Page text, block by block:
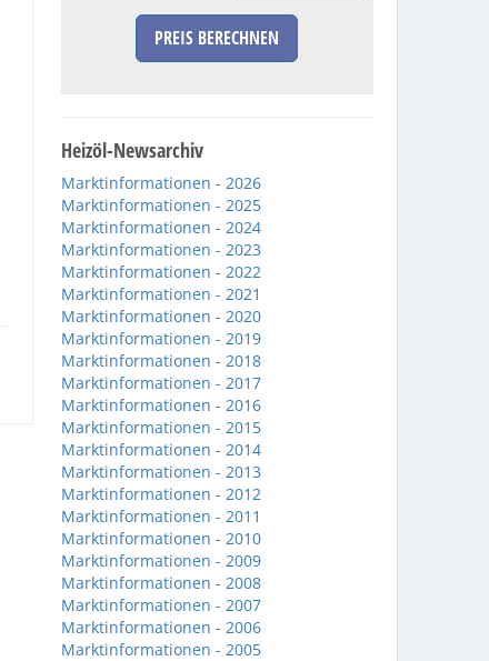
PREIS BERECHNEN
Heizöl-Newsarchiv
Marktinformationen - 2026
Marktinformationen - 2025
Marktinformationen - 2024
Marktinformationen - 2023
Marktinformationen - 2022
Marktinformationen - 2021
Marktinformationen - 2020
Marktinformationen - 2019
Marktinformationen - 2018
Marktinformationen - 2017
Marktinformationen - 2016
Marktinformationen - 2015
Marktinformationen - 2014
Marktinformationen - 2013
Marktinformationen - 2012
Marktinformationen - 2011
Marktinformationen - 2010
Marktinformationen - 2009
Marktinformationen - 2008
Marktinformationen - 2007
Marktinformationen - 2006
Marktinformationen - 2005